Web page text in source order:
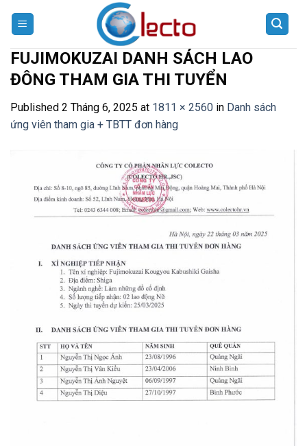
FUJIMOKUZAI DANH SÁCH LAO
ĐÔNG THAM GIA THI TUYỂN
Published 2 Tháng 6, 2025 at 1811 × 2560 in Danh sách
ứng viên tham gia + TBTT đơn hàng